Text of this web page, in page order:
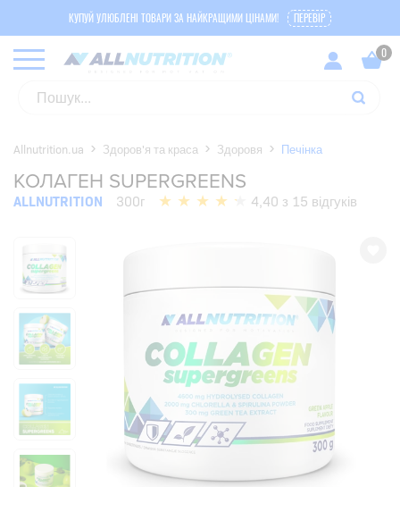
КУПУЙ УЛЮБЛЕНІ ТОВАРИ ЗА НАЙКРАЩИМИ ЦІНАМИ! ПЕРЕВІР
Allnutrition.ua Здоров'я та краса Здоровя Печінка
КОЛАГЕН SUPERGREENS
ALLNUTRITION 300г 4,40 з 15 відгуків